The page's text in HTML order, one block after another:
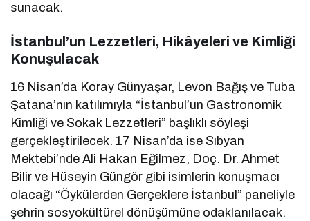
sunacak.
İstanbul’un Lezzetleri, Hikâyeleri ve Kimliği
Konuşulacak
16 Nisan’da Koray Günyaşar, Levon Bağış ve Tuba
Şatana’nın katılımıyla “İstanbul’un Gastronomik
Kimliği ve Sokak Lezzetleri” başlıklı söyleşi
gerçekleştirilecek. 17 Nisan’da ise Sıbyan
Mektebi’nde Ali Hakan Eğilmez, Doç. Dr. Ahmet
Bilir ve Hüseyin Güngör gibi isimlerin konuşmacı
olacağı “Öykülerden Gerçeklere İstanbul” paneliyle
şehrin sosyokültürel dönüşümüne odaklanılacak.